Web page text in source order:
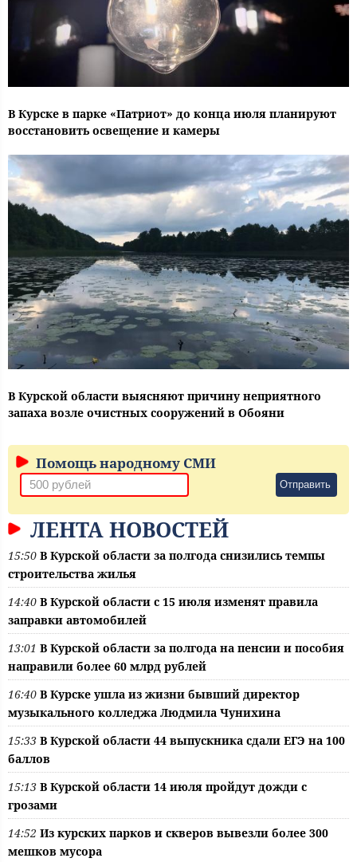
В Курске в парке «Патриот» до конца июля планируют
восстановить освещение и камеры
В Курской области выясняют причину неприятного
запаха возле очистных сооружений в Обояни
Помощь народному СМИ
Отправить
ЛЕНТА НОВОСТЕЙ
15:50 В Курской области за полгода снизились темпы
строительства жилья
14:40 В Курской области с 15 июля изменят правила
заправки автомобилей
13:01 В Курской области за полгода на пенсии и пособия
направили более 60 млрд рублей
16:40 В Курске ушла из жизни бывший директор
музыкального колледжа Людмила Чунихина
15:33 В Курской области 44 выпускника сдали ЕГЭ на 100
баллов
15:13 В Курской области 14 июля пройдут дожди с
грозами
14:52 Из курских парков и скверов вывезли более 300
мешков мусора